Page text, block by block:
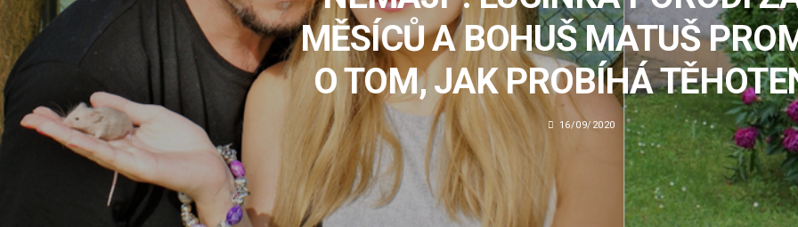
MĚSÍCŮ A BOHUŠ MATUŠ
O TOM, JAK PROBÍHÁ
16/09/2020